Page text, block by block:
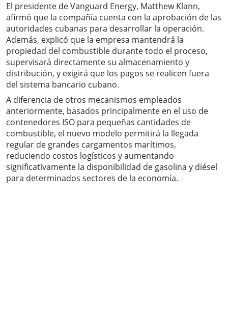
El presidente de Vanguard Energy, Matthew Klann,
afirmó que la compañía cuenta con la aprobación de las
autoridades cubanas para desarrollar la operación.
Además, explicó que la empresa mantendrá la
propiedad del combustible durante todo el proceso,
supervisará directamente su almacenamiento y
distribución, y exigirá que los pagos se realicen fuera
del sistema bancario cubano.
A diferencia de otros mecanismos empleados
anteriormente, basados principalmente en el uso de
contenedores ISO para pequeñas cantidades de
combustible, el nuevo modelo permitirá la llegada
regular de grandes cargamentos marítimos,
reduciendo costos logísticos y aumentando
significativamente la disponibilidad de gasolina y diésel
para determinados sectores de la economía.